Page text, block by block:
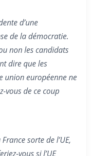
d’une
de la démocratie.
non les candidats
dire que les
union européenne ne
vous de ce coup
sorte de l’UE,
vous si l’UE